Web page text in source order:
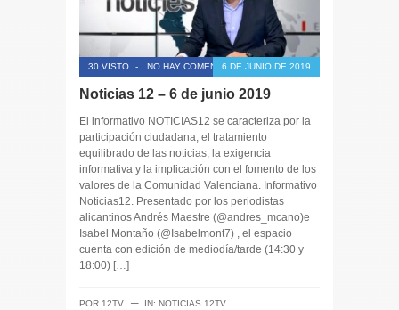
30 VISTO - NO HAY COMENTARIOS6 DE JUNIO DE 2019
Noticias 12 – 6 de junio 2019
El informativo NOTICIAS12 se caracteriza por la
participación ciudadana, el tratamiento
equilibrado de las noticias, la exigencia
informativa y la implicación con el fomento de los
valores de la Comunidad Valenciana. Informativo
Noticias12. Presentado por los periodistas
alicantinos Andrés Maestre (@andres_mcano)e
Isabel Montaño (@Isabelmont7) , el espacio
cuenta con edición de mediodía/tarde (14:30 y
18:00) […]
POR 12TV ─ IN: NOTICIAS 12TV